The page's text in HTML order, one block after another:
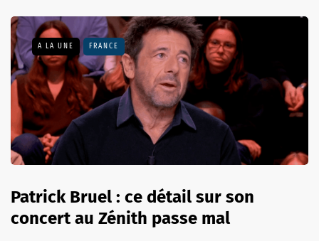
A LA UNE FRANCE
Patrick Bruel : ce détail sur son
concert au Zénith passe mal